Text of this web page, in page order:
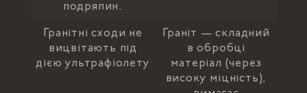
подряпин.
Гранітні сходи не
вицвітають під
дією ультрафіолету
Граніт — складний
в обробці
матеріал (через
високу міцність),